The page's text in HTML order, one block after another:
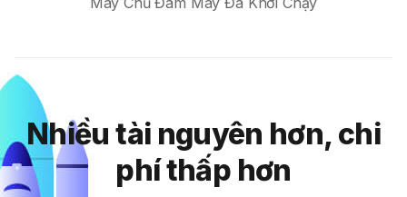
Nhiều tài nguyên hơn, chi
phí thấp hơn